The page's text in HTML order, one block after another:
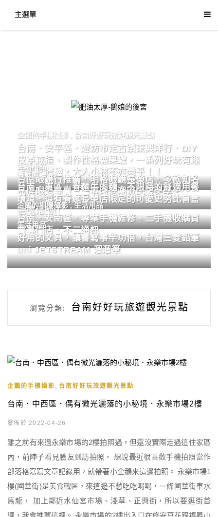
主選單
肥油太厚-鵝娘的後宮
企鵝的手機攝影 台南好好玩旅遊觀光景點
台南．安平區．遊訪市定古蹟東興洋行．DIY
皮革戒指、製作性格糖果罐，一系列好玩有趣
的手作體驗，大人小孩不亦樂乎！！
生活用品
台南眼鏡行推薦．明格眼鏡長榮店．多款知名
品牌眼鏡專賣．掌握時尚潮流配鏡美學。
餐廳體驗
台南．東區．眷麵牛肉麵．不限時的舒適用餐
環境．還有眷麵長榮店限定的可愛史努比盲盒
抽獎活動!!
企鵝的相機攝影,生活用品
台南．安南區．專業手機維修、二手機收購買
賣專門店．不二通訊
生活用品
好用的文具，讓書寫事半功倍，台灣三菱鉛筆
uni JETSTREAM 溜溜筆
瀏覽分類: 台南好好玩旅遊觀光景點
企鵝的手機攝影 台南好好玩旅遊觀光景點
台南．中西區．偶有微光灑落的小秘境．永樂市場2樓
發佈於 2022-04-26
雖之前有來過永樂市場的2樓拍照過，但還沒實際走過這住家區
內，前陣子看見臉友到訪拍照， 想說最近很喜歡手機拍照當作
部落格寫寫文章記錄用，就帶著小企鵝來這邊拍照。 永樂市場1
樓(國華街)是美食戰區，來這邊不愁吃吃喝喝，一條國華街車水
馬龍， 加上鄰近水仙宮市場、淺草、正興街，所以要逛街首
選，我會推薦這裡。 永樂市場的2樓出入口在修安豆花跟福昇小